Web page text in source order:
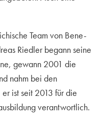
Team von Bene-
Riedler begann seine
gewann 2001 die
nahm bei den
ist seit 2013 für die
verantwortlich.